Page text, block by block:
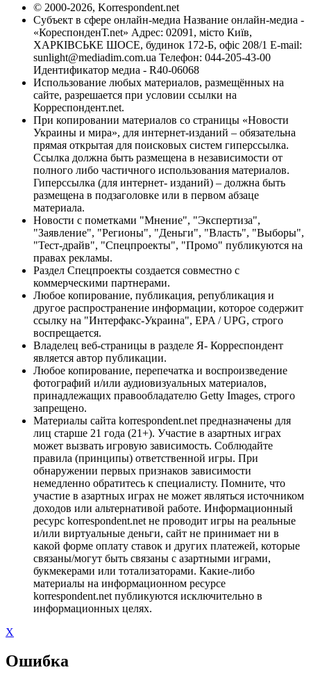
© 2000-2026, Korrespondent.net
Субъект в сфере онлайн-медиа Название онлайн-медиа -
«КореспонденТ.net» Адрес: 02091, місто Київ,
ХАРКІВСЬКЕ ШОСЕ, будинок 172-Б, офіс 208/1 E-mail:
sunlight@mediadim.com.ua Телефон: 044-205-43-00
Идентификатор медиа - R40-06068
Использование любых материалов, размещённых на
сайте, разрешается при условии ссылки на
Корреспондент.net.
При копировании материалов со страницы «Новости
Украины и мира», для интернет-изданий – обязательна
прямая открытая для поисковых систем гиперссылка.
Ссылка должна быть размещена в независимости от
полного либо частичного использования материалов.
Гиперссылка (для интернет- изданий) – должна быть
размещена в подзаголовке или в первом абзаце
материала.
Новости с пометками "Мнение", "Экспертиза",
"Заявление", "Регионы", "Деньги", "Власть", "Выборы",
"Тест-драйв", "Спецпроекты", "Промо" публикуются на
правах рекламы.
Раздел Спецпроекты создается совместно с
коммерческими партнерами.
Любое копирование, публикация, републикация и
другое распространение информации, которое содержит
ссылку на "Интерфакс-Украина", EPA / UPG, строго
воспрещается.
Владелец веб-страницы в разделе Я- Корреспондент
является автор публикации.
Любое копирование, перепечатка и воспроизведение
фотографий и/или аудиовизуальных материалов,
принадлежащих правообладателю Getty Images, строго
запрещено.
Материалы сайта korrespondent.net предназначены для
лиц старше 21 года (21+). Участие в азартных играх
может вызвать игровую зависимость. Соблюдайте
правила (принципы) ответственной игры. При
обнаружении первых признаков зависимости
немедленно обратитесь к специалисту. Помните, что
участие в азартных играх не может являться источником
доходов или альтернативой работе. Информационный
ресурс korrespondent.net не проводит игры на реальные
и/или виртуальные деньги, сайт не принимает ни в
какой форме оплату ставок и других платежей, которые
связаны/могут быть связаны с азартными играми,
букмекерами или тотализаторами. Какие-либо
материалы на информационном ресурсе
korrespondent.net публикуются исключительно в
информационных целях.
X
Ошибка